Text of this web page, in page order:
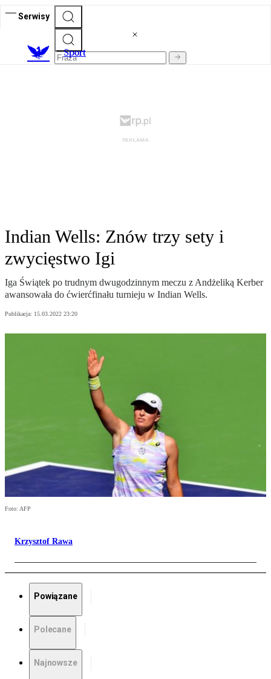
Serwisy
Sport
Indian Wells: Znów trzy sety i
zwycięstwo Igi
Iga Świątek po trudnym dwugodzinnym meczu z Andżeliką Kerber
awansowała do ćwierćfinału turnieju w Indian Wells.
Publikacja: 15.03.2022 23:20
Foto: AFP
Krzysztof Rawa
Powiązane
Polecane
Najnowsze